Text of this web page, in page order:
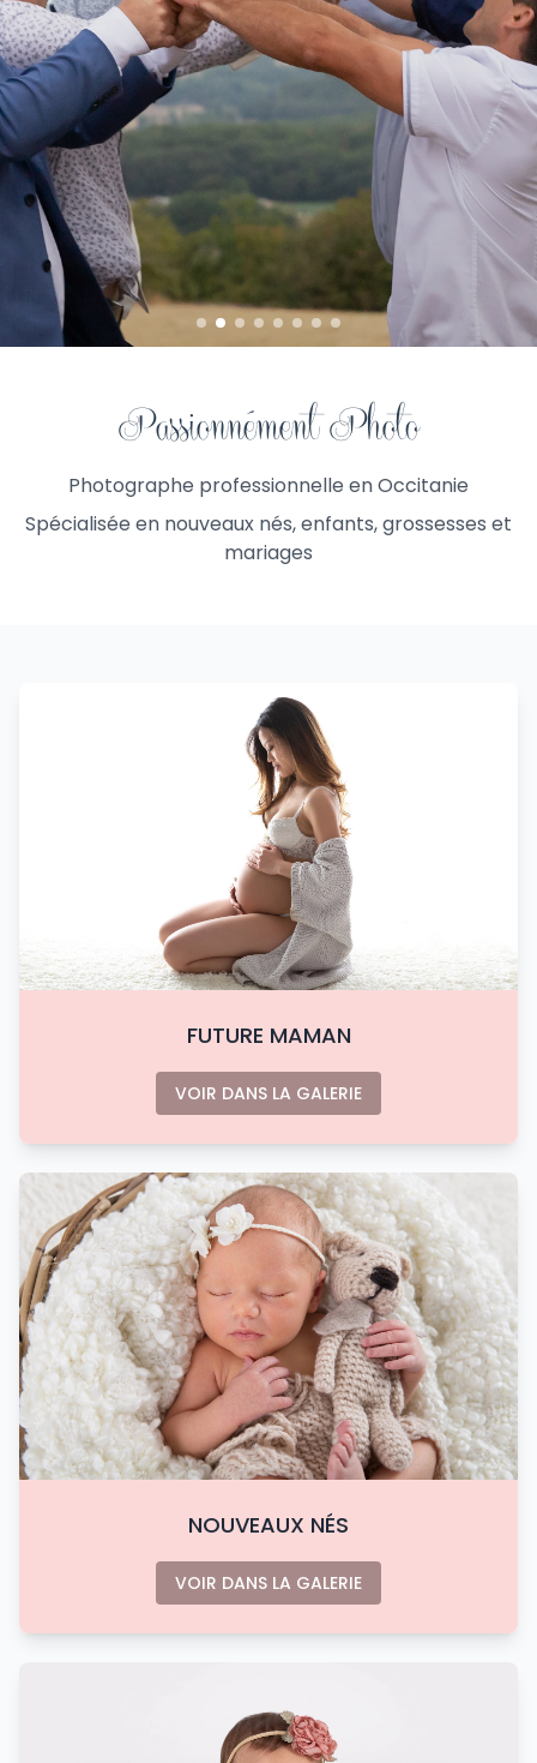
Passionnément Photo
Photographe professionnelle en Occitanie
Spécialisée en nouveaux nés, enfants, grossesses et
mariages
FUTURE MAMAN
VOIR DANS LA GALERIE
NOUVEAUX NÉS
VOIR DANS LA GALERIE